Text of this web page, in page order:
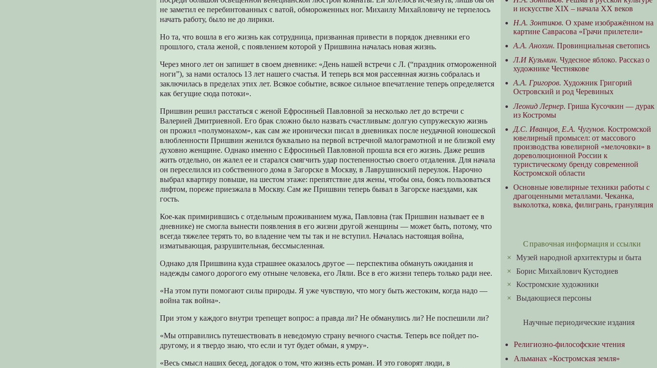
не заметил ее перебинтованных с ватой, обмороженных ног. Михаилу Михайловичу не терпелось
начать работу, было не до лирики.
Но та, что вошла в его жизнь как сотрудница, призванная привести в порядок дневники его
прошлого, стала женой, с появлением которой у Пришвина началась новая жизнь.
Через много лет он запишет в своем дневнике: «День нашей встречи с Л. (“праздник отмороженной
ноги”), за нами осталось 13 лет нашего счастья. И теперь вся моя рассеянная жизнь собралась и
заключилась в пределах этих лет. Всякое событие, всякое сильное впечатление теперь определяется
как бегущие сюда потоки».
Пришвин решил расстаться с женой Ефросиньей Павловной за несколько лет до встречи с
Валерией Дмитриевной. Его брак сложно было назвать счастливым: долгую супружескую жизнь
он прожил «полумонахом», как сам же иронически писал в дневниках после неудачной юношеской
влюбленности Пришвин женился буквально на первой встречной малограмотной и не близкой ему
духовно женщине. Однако именно с Ефросиньей Павловной прошла вся его жизнь. Даже решив
жить отдельно, он жалел ее и старался смягчить удар постепенностью своего отдаления. Для начала
он переселился из собственного дома в Загорске в Москву, в Лаврушинский переулок. Нарочно
выбрал квартиру повыше, на шестом этаже: препятствие для жены, чтобы она, боясь пользоваться
лифтом, пореже приезжала в Москву. Сам же Пришвин теперь бывал в Загорске наездами, как
гость.
Кое-как примирившись с отдельным проживанием мужа, Павловна (так Пришвин называет ее в
дневнике) не смогла вынести появления в его жизни другой женщины — может быть, потому, что
всегда тяжелее терять то, во владение чем ты так и не вступил. Началась настоящая война,
изматывающая, разрушительная, бессмысленная.
Однако для Пришвина куда страшнее оказалось другое — перспектива обмануть ожидания и
надежды самого дорогого ему отныне человека, его Ляли. Все в его жизни теперь только ради нее.
«На этом пути помогают силы природы. Я уже чувствую, что могу быть жестоким, когда надо —
война так война».
При этом у каждого внутри трепещет вопрос: а правда ли? Не обманулись ли? Не поспешили ли?
«Мы отправились путешествовать в неведомую страну вечного счастья. Теперь все пойдет по-
другому, и я твердо знаю, что если и тут будет обман, я умру».
«Весь смысл наших бесед, догадок о том, что жизнь есть роман. И это говорят люди, в
и искусстве XIX – начала XX веков
Н.А. Зонтиков. О храме изображённом на
картине Саврасова «Грачи прилетели»
А.А. Анохин. Провинциальная светопись
Л.И Кузьмин. Чудесное яблоко. Рассказ о
художнике Честнякове
А.А. Григоров. Художник Григорий
Островский и род Черевиных
Леонид Лернер. Гриша Кусочкин — дурак
из Костромы
Д.С. Иванцов, Е.А. Чугунов. Костромской
ювелирный промысел: от массового
производства ювелирной «мелочовки» в
дореволюционной России к
туристическому бренду современной
Костромской области
Основные ювелирные техники работы с
драгоценными металлами. Чеканка,
выколотка, ковка, филигрань, грануляция
Справочная информация и ссылки
×Музей народной архитектуры и быта
×Борис Михайлович Кустодиев
×Костромские художники
×Выдающиеся персоны
Научные периодические издания
Религиозно-философские чтения
Альманах «Костромская земля»